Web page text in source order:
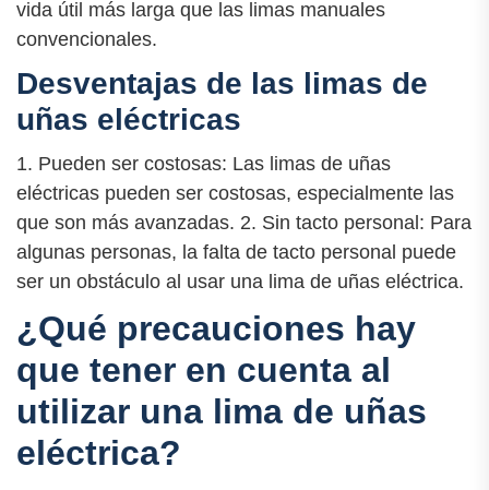
vida útil más larga que las limas manuales
convencionales.
Desventajas de las limas de
uñas eléctricas
1. Pueden ser costosas: Las limas de uñas
eléctricas pueden ser costosas, especialmente las
que son más avanzadas. 2. Sin tacto personal: Para
algunas personas, la falta de tacto personal puede
ser un obstáculo al usar una lima de uñas eléctrica.
¿Qué precauciones hay
que tener en cuenta al
utilizar una lima de uñas
eléctrica?